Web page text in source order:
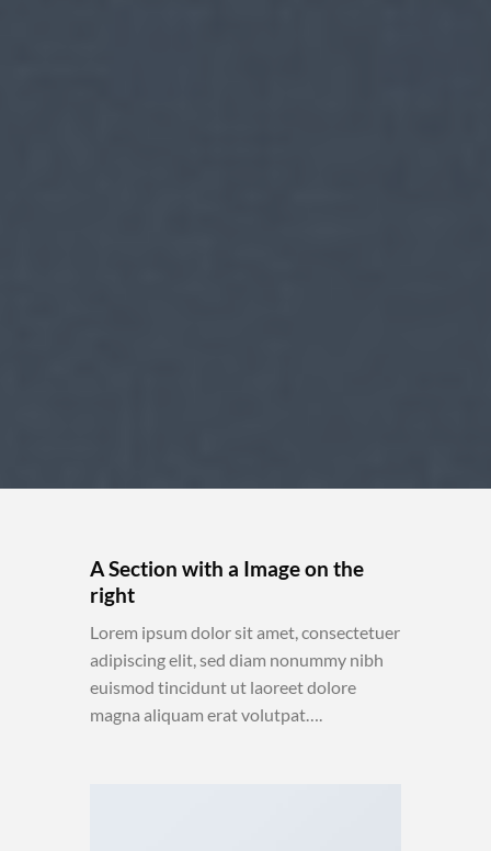
A Section with a Image on the
right
Lorem ipsum dolor sit amet, consectetuer
adipiscing elit, sed diam nonummy nibh
euismod tincidunt ut laoreet dolore
magna aliquam erat volutpat….